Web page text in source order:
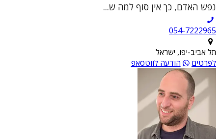
נפש האדם, כך אין סוף למה ש...
054-7222965
תל אביב-יפו, ישראל
לפרטים
הודעה לווטסאפ